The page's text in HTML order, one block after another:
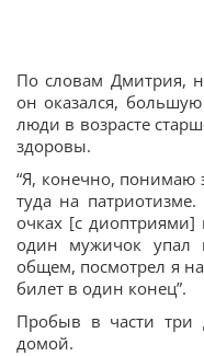
По словам Дмитрия,
он оказался,
люди в возрасте
здоровы.
“Я, конечно, понимаю
туда на
очках [с
один мужичок упал
общем, посмотрел я
билет в один конец”.
Пробыв в части три
домой.